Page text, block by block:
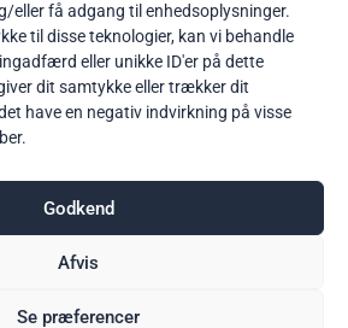
eller få adgang til enhedsoplysninger.
til disse teknologier, kan vi behandle
eller unikke ID'er på dette
dit samtykke eller trækker dit
have en negativ indvirkning på visse
Godkend
Afvis
Se præferencer